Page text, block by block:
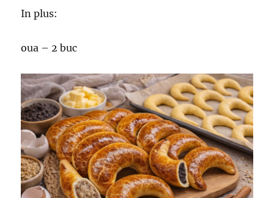
In plus:
oua – 2 buc